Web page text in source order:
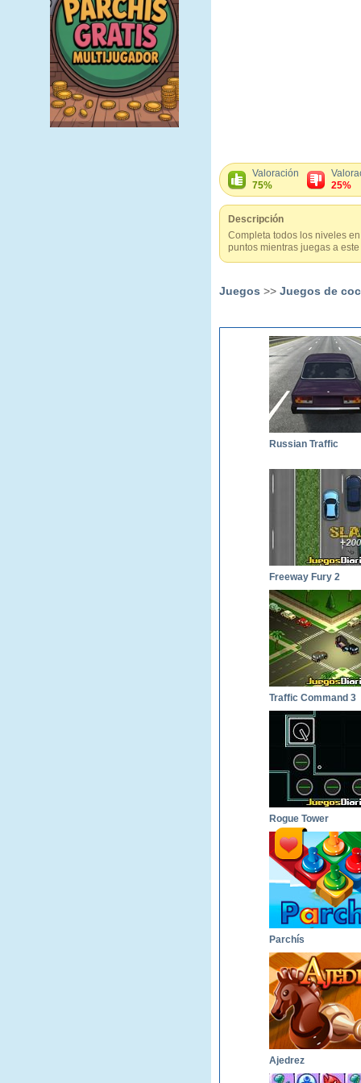
Valoración
75%
25%
Descripción
Completa todos los niveles
puntos mientras juegas a
Juegos >> Juegos de
Russian Traffic
Freeway Fury 2
Traffic Command 3
Rogue Tower
Parchís
Ajedrez